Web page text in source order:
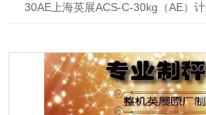
30AE上海英展ACS-C-30kg（AE）